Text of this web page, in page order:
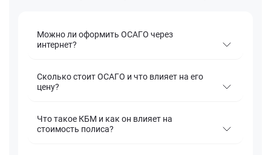
Можно ли оформить ОСАГО через
интернет?
Сколько стоит ОСАГО и что влияет на его
цену?
Что такое КБМ и как он влияет на
стоимость полиса?